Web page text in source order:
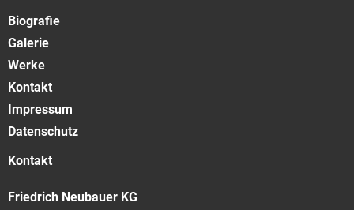
Biografie
Galerie
Werke
Kontakt
Impressum
Datenschutz
Kontakt
Friedrich Neubauer KG